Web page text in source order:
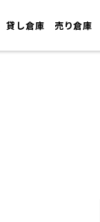
貸し倉庫 売り倉庫